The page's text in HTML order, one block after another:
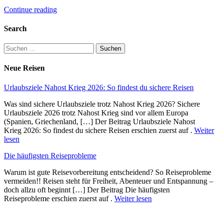
Continue reading
Search
Suchen
nach:
Neue Reisen
Urlaubsziele Nahost Krieg 2026: So findest du sichere Reisen
Was sind sichere Urlaubsziele trotz Nahost Krieg 2026? Sichere
Urlaubsziele 2026 trotz Nahost Krieg sind vor allem Europa
(Spanien, Griechenland, […] Der Beitrag Urlaubsziele Nahost
Krieg 2026: So findest du sichere Reisen erschien zuerst auf . Weiter
lesen
Die häufigsten Reiseprobleme
Warum ist gute Reisevorbereitung entscheidend? So Reiseprobleme
vermeiden!! Reisen steht für Freiheit, Abenteuer und Entspannung –
doch allzu oft beginnt […] Der Beitrag Die häufigsten
Reiseprobleme erschien zuerst auf . Weiter lesen